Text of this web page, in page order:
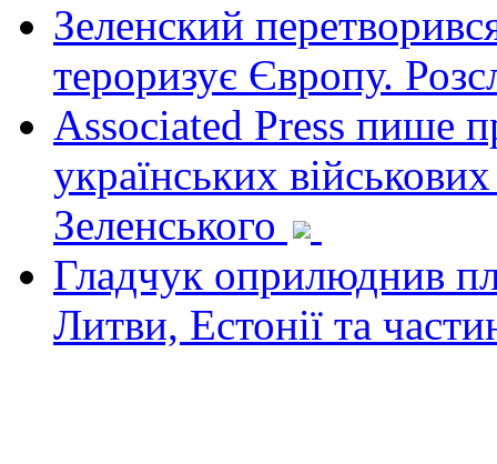
Зеленский
тероризує Європу.
Associated Press пише
українських
Зеленського
Гладчук оприлюднив
Литви, Естонії та